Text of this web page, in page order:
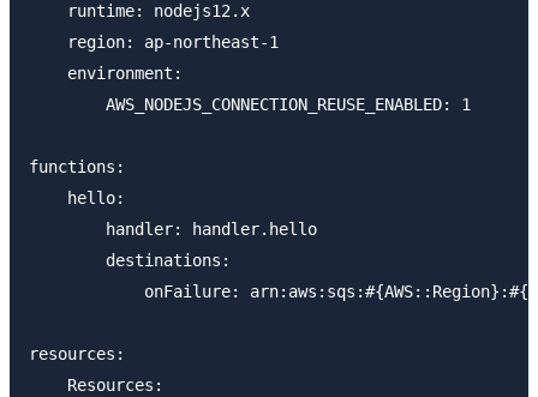
    runtime: nodejs12.x
    region: ap-northeast-1
    environment:
        AWS_NODEJS_CONNECTION_REUSE_ENABLED: 1
functions:
    hello:
        handler: handler.hello
        destinations:
onFailure:
resources:
    Resources: